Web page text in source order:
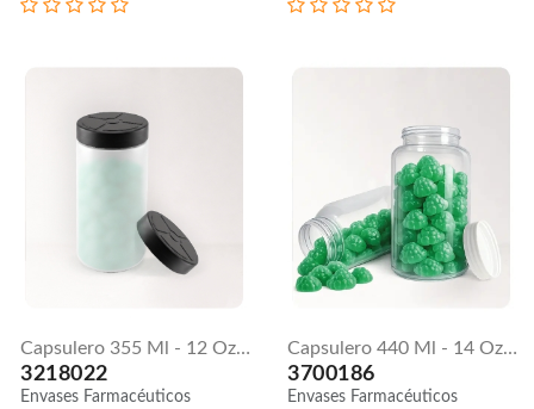
Capsulero 355 Ml - 12 Oz | Tapa Lisa
3218022
Envases Farmacéuticos
Capsulero 440 Ml - 14 Oz | Tapa Lisa
3700186
Envases Farmacéuticos